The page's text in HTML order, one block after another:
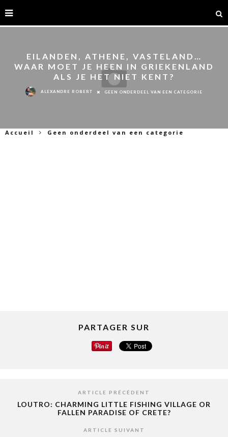
EILANDEN, ATHENE, VASTELAND…
WAAR MOET JE HEEN IN GRIEKENLAND
ALS JE HET NIET KENT?
ALEXANDRE ROBERT GEEN ONDERDEEL VAN EEN CATEGORIE
Accueil Geen onderdeel van een categorie
PARTAGER SUR
ARTICLE PRÉCÉDENT
LOUTRO: CHARMING LITTLE FISHING VILLAGE OR
FALLEN PARADISE OF CRETE?
ARTICLE SUIVANT